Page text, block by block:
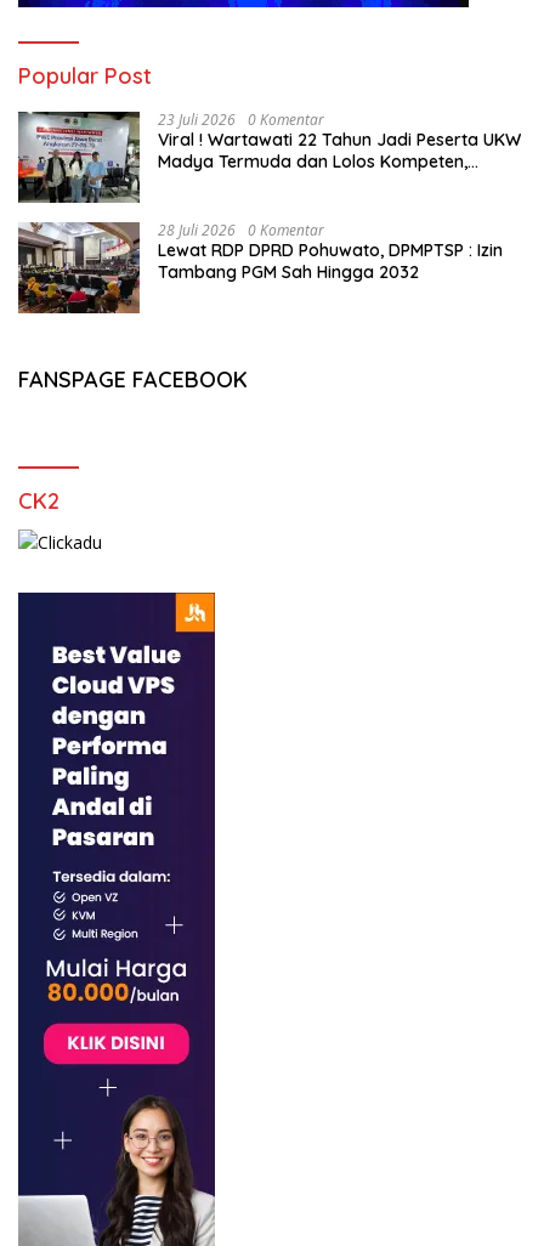
Popular Post
23 Juli 2026 0 Komentar
Viral ! Wartawati 22 Tahun Jadi Peserta UKW
Madya Termuda dan Lolos Kompeten,
28 Juli 2026 0 Komentar
Lewat RDP DPRD Pohuwato, DPMPTSP : Izin
Tambang PGM Sah Hingga 2032
FANSPAGE FACEBOOK
CK2